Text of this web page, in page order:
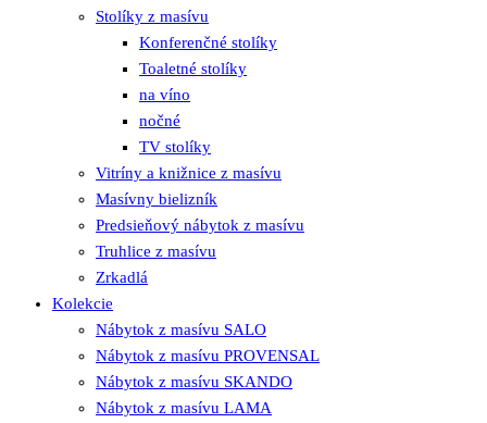
Stolíky z masívu
Konferenčné stolíky
Toaletné stolíky
na víno
nočné
TV stolíky
Vitríny a knižnice z masívu
Masívny bielizník
Predsieňový nábytok z masívu
Truhlice z masívu
Zrkadlá
Kolekcie
Nábytok z masívu SALO
Nábytok z masívu PROVENSAL
Nábytok z masívu SKANDO
Nábytok z masívu LAMA